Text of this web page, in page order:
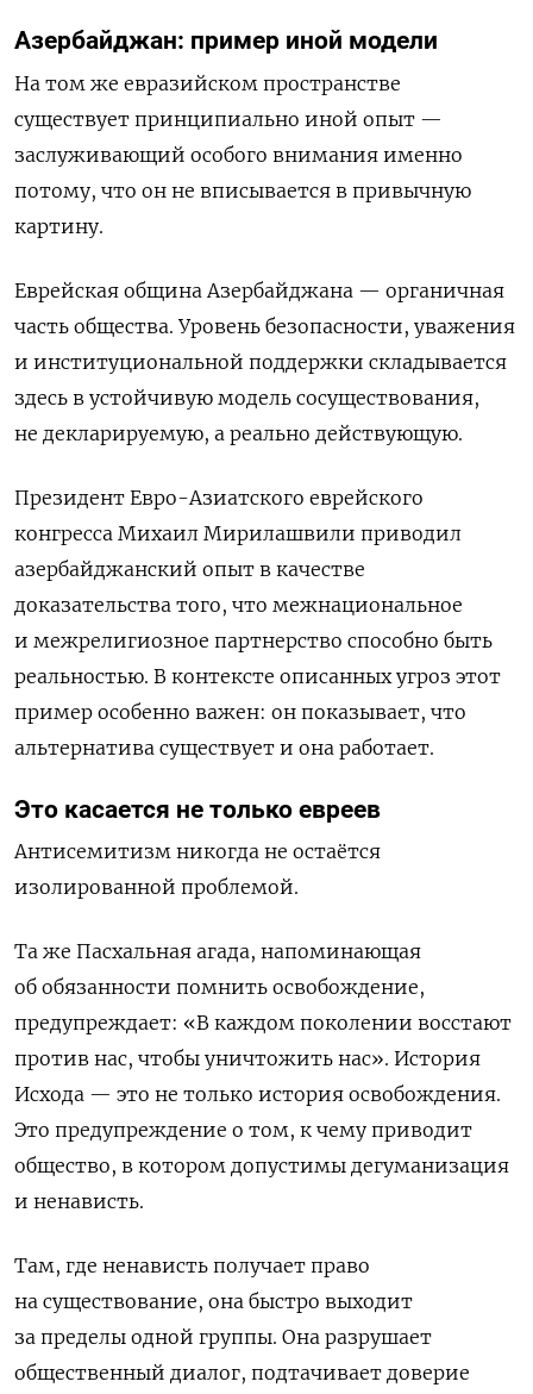
Азербайджан: пример иной модели
На том же евразийском пространстве
существует принципиально иной опыт —
заслуживающий особого внимания именно
потому, что он не вписывается в привычную
картину.
Еврейская община Азербайджана — органичная
часть общества. Уровень безопасности, уважения
и институциональной поддержки складывается
здесь в устойчивую модель сосуществования,
не декларируемую, а реально действующую.
Президент Евро-Азиатского еврейского
конгресса Михаил Мирилашвили приводил
азербайджанский опыт в качестве
доказательства того, что межнациональное
и межрелигиозное партнерство способно быть
реальностью. В контексте описанных угроз этот
пример особенно важен: он показывает, что
альтернатива существует и она работает.
Это касается не только евреев
Антисемитизм никогда не остаётся
изолированной проблемой.
Та же Пасхальная агада, напоминающая
об обязанности помнить освобождение,
предупреждает: «В каждом поколении восстают
против нас, чтобы уничтожить нас». История
Исхода — это не только история освобождения.
Это предупреждение о том, к чему приводит
общество, в котором допустимы дегуманизация
и ненависть.
Там, где ненависть получает право
на существование, она быстро выходит
за пределы одной группы. Она разрушает
общественный диалог, подтачивает доверие